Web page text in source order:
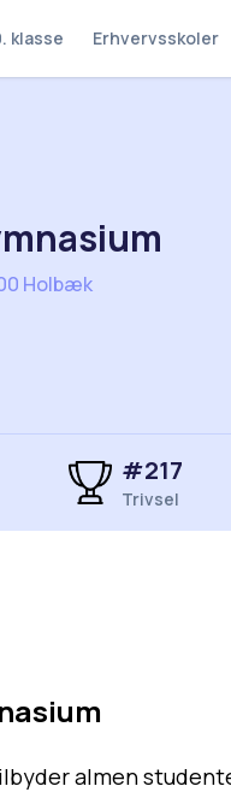
klasse Erhvervsskoler
Holbæk
#217
Trivsel
almen